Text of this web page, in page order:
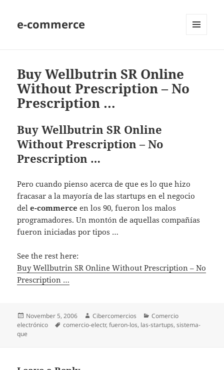
e-commerce
Buy Wellbutrin SR Online
Without Prescription – No
Prescription …
Buy Wellbutrin SR Online
Without Prescription – No
Prescription …
Pero cuando pienso acerca de que es lo que hizo
fracasar a la mayoría de las startups en el negocio
dele-commerce en los 90, fueron los malos
programadores. Un montón de aquellas compañías
fueron iniciadas por tipos …
See the rest here:
Buy Wellbutrin SR Online Without Prescription – No
Prescription …
Posted
on
November 5, 2006 Author
Cibercomercios Categories
Comercio
electrónico
Tags
comercio-electr,fueron-los, las-startups,sistema-
que